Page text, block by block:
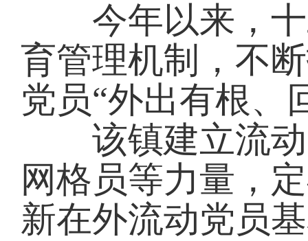
今年以来，十
育管理机制，不
党员“外出有根、
该镇建立流动
网格员等力量，
新在外流动党员